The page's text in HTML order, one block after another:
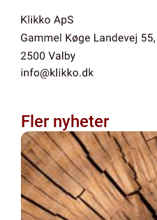
Fler nyheter